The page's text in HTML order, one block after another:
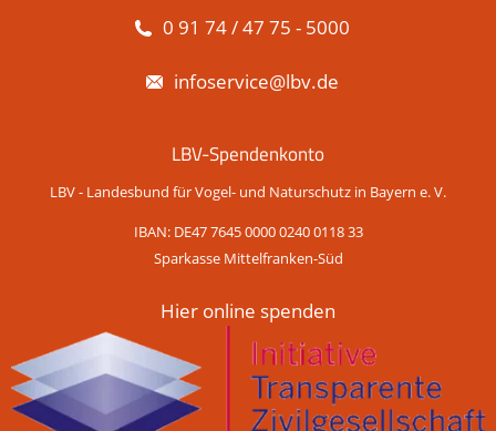
0 91 74 / 47 75 - 5000
infoservice@lbv.de
LBV-Spendenkonto
LBV - Landesbund für Vogel- und Naturschutz in Bayern e. V.
IBAN: DE47 7645 0000 0240 0118 33
Sparkasse Mittelfranken-Süd
Hier online spenden